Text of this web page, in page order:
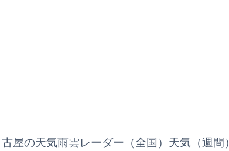
屋の天気雨雲レーダー（全国） 天気（週間）